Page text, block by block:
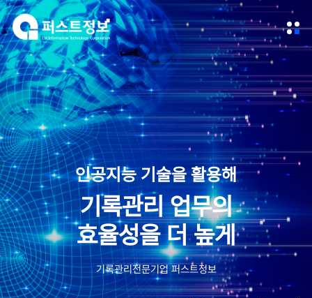
인공지능 기술을 활용해
기록관리 업무의
효율성을 더 높게
기록관리전문기업 퍼스트정보